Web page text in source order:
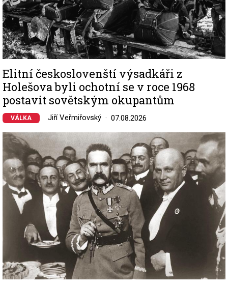
Elitní českoslovenští výsadkáři z
Holešova byli ochotní se v roce 1968
postavit sovětským okupantům
VÁLKA Jiří Veřmiřovský 07.08.2026
Image